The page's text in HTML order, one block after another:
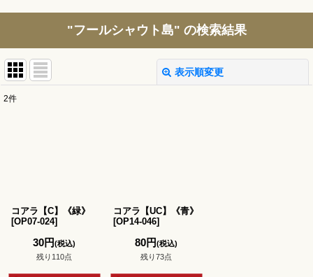
"フールシャウト島" の検索結果
表示順変更
絞り込む
2件
コアラ【C】《緑》
[OP07-024]
30円(税込)
残り110点
コアラ【UC】《青》
[OP14-046]
80円(税込)
残り73点